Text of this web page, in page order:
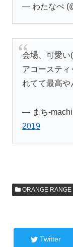
— わたなぺ
会場、可愛
アコーステ
れてて最高
— まち-machi
2019
ORANGE RANGE
Twitter